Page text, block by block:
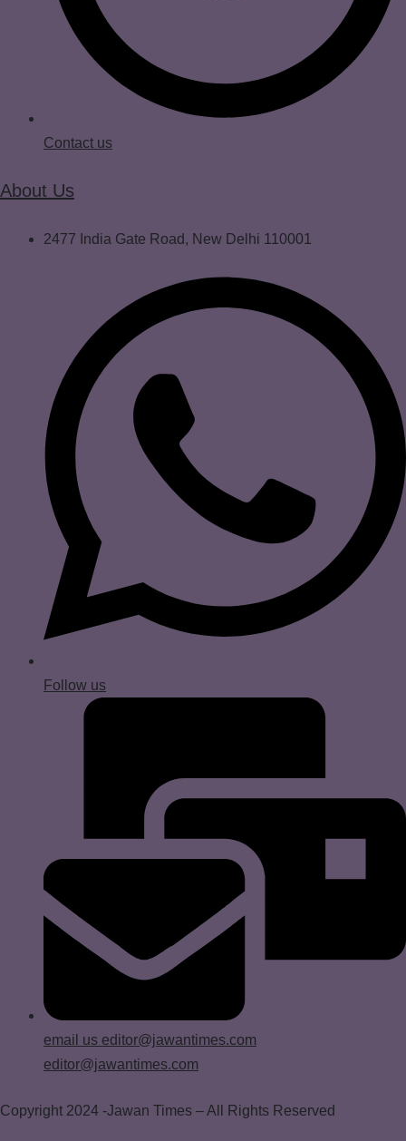
Contact us
About Us
2477 India Gate Road, New Delhi 110001
Follow us
email us editor@jawantimes.com
editor@jawantimes.com
Copyright 2024 -Jawan Times – All Rights Reserved